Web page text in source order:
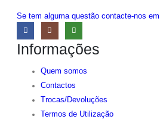
Se tem alguma questão contacte-nos
Informações
Quem somos
Contactos
Trocas/Devoluções
Termos de Utilização